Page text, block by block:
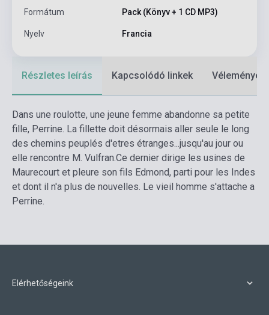
Formátum Pack (Könyv + 1 CD MP3)
Nyelv Francia
Részletes leírás Kapcsolódó linkek Vélemények
Dans une roulotte, une jeune femme abandonne sa petite
fille, Perrine. La fillette doit désormais aller seule le long
des chemins peuplés d'etres étranges...jusqu'au jour ou
elle rencontre M. Vulfran.Ce dernier dirige les usines de
Maurecourt et pleure son fils Edmond, parti pour les Indes
et dont il n'a plus de nouvelles. Le vieil homme s'attache a
Perrine.
Elérhetőségeink